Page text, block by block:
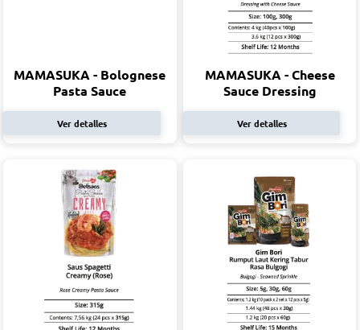
MAMASUKA - Bolognese
Pasta Sauce
Ver detalles
MAMASUKA - Cheese
Sauce Dressing
Ver detalles